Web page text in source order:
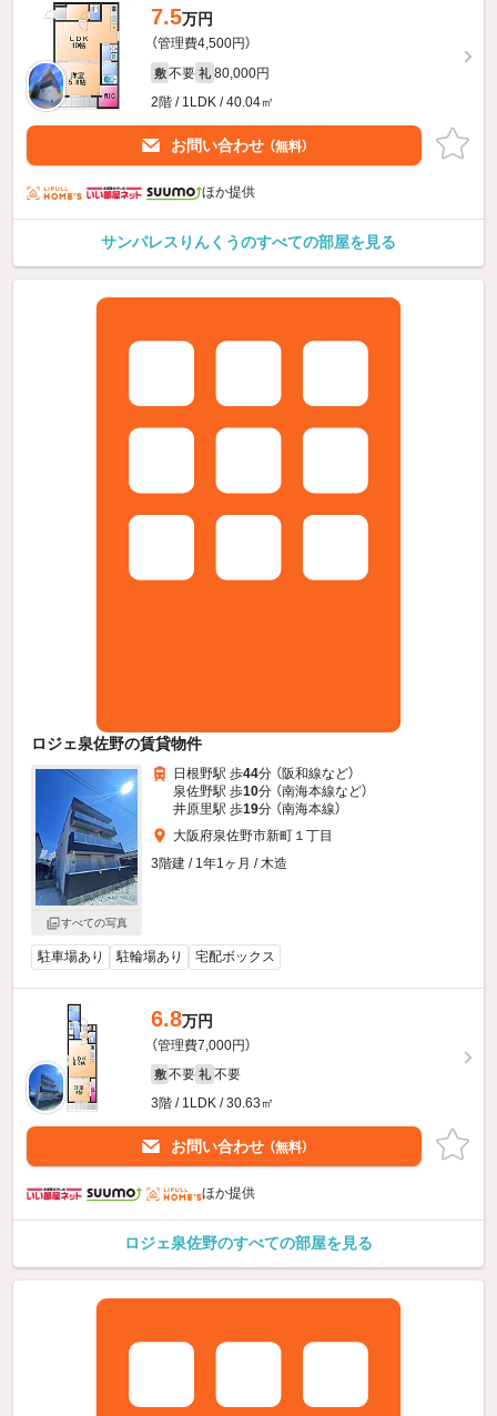
7.5万円
（管理費4,500円）
敷 不要 礼 80,000円
2階 / 1LDK / 40.04㎡
お問い合わせ （無料）
ほか提供
サンパレスりんくうのすべての部屋を見る
ロジェ泉佐野の賃貸物件
すべての写真
日根野駅 歩44分 （阪和線など）
泉佐野駅 歩10分 （南海本線など）
井原里駅 歩19分 （南海本線）
大阪府泉佐野市新町１丁目
3階建 / 1年1ヶ月 / 木造
駐車場あり 駐輪場あり 宅配ボックス
6.8万円
（管理費7,000円）
敷 不要 礼 不要
3階 / 1LDK / 30.63㎡
お問い合わせ （無料）
ほか提供
ロジェ泉佐野のすべての部屋を見る